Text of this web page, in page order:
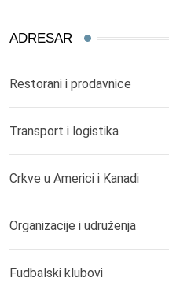
ADRESAR
Restorani i prodavnice
Transport i logistika
Crkve u Americi i Kanadi
Organizacije i udruženja
Fudbalski klubovi